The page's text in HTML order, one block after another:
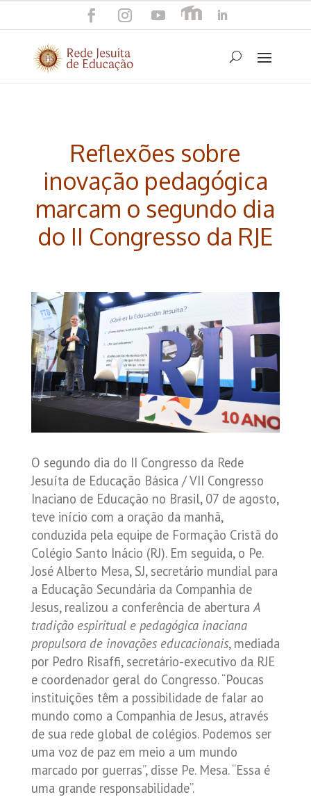
Reflexões sobre
inovação pedagógica
marcam o segundo dia
do II Congresso da RJE
O segundo dia do II Congresso da Rede
Jesuíta de Educação Básica / VII Congresso
Inaciano de Educação no Brasil, 07 de agosto,
teve início com a oração da manhã,
conduzida pela equipe de Formação Cristã do
Colégio Santo Inácio (RJ). Em seguida, o Pe.
José Alberto Mesa, SJ, secretário mundial para
a Educação Secundária da Companhia de
Jesus, realizou a conferência de abertura A
tradição espiritual e pedagógica inaciana
propulsora de inovações educacionais, mediada
por Pedro Risaffi, secretário-executivo da RJE
e coordenador geral do Congresso. “Poucas
instituições têm a possibilidade de falar ao
mundo como a Companhia de Jesus, através
de sua rede global de colégios. Podemos ser
uma voz de paz em meio a um mundo
marcado por guerras”, disse Pe. Mesa. “Essa é
uma grande responsabilidade”.